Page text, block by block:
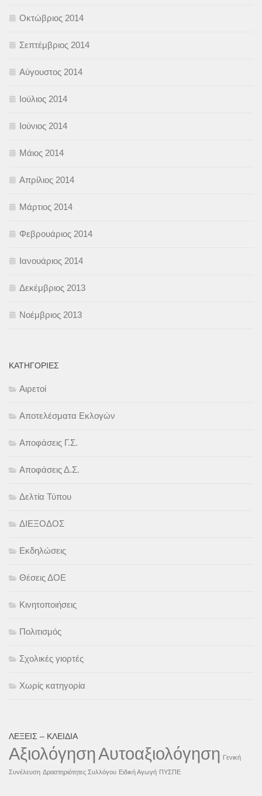
Οκτώβριος 2014
Σεπτέμβριος 2014
Αύγουστος 2014
Ιούλιος 2014
Ιούνιος 2014
Μάιος 2014
Απρίλιος 2014
Μάρτιος 2014
Φεβρουάριος 2014
Ιανουάριος 2014
Δεκέμβριος 2013
Νοέμβριος 2013
KΑΤΗΓΟΡΊΕΣ
Αιρετοί
Αποτελέσματα Εκλογών
Αποφάσεις Γ.Σ.
Αποφάσεις Δ.Σ.
Δελτία Τύπου
ΔΙΕΞΟΔΟΣ
Εκδηλώσεις
Θέσεις ΔΟΕ
Κινητοποιήσεις
Πολιτισμός
Σχολικές γιορτές
Χωρίς κατηγορία
ΛΈΞΕΙΣ – ΚΛΕΙΔΙΆ
ΑξιολόγησηΑυτοαξιολόγηση Γενική
Συνέλευση Δραστηριότητες Συλλόγου Ειδική Αγωγή ΠΥΣΠΕ